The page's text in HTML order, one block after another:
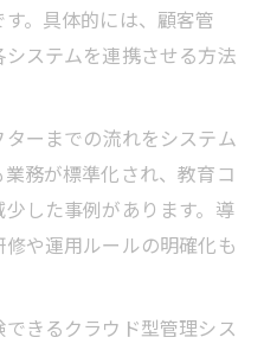
。具体的には、顧客管
ステムを連携させる方法
ーまでの流れをシステム
務が標準化され、教育コ
した事例があります。導
や運用ルールの明確化も
きるクラウド型管理シス